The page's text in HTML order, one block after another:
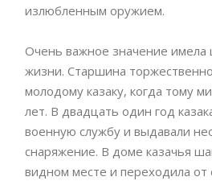
излюбленным оружием.
Очень важное значение имела
жизни. Старшина
молодому казаку, когда тому
лет. В двадцать один год
военную службу и выдавали
снаряжение. В доме казачья
видном месте и переходила от